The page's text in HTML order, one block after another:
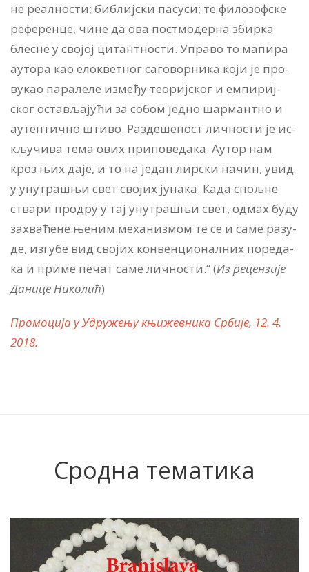
не ре­ал­но­сти; би­блиј­ски па­су­си; те фи­ло­зоф­ске
ре­фе­рен­це, чи­не да ова пост­мо­дер­на збир­ка
бле­сне у сво­јој ци­тант­но­сти. Упра­во то ма­пи­ра
ауто­ра као ело­квет­ног са­го­вор­ни­ка ко­ји је про­
ву­као па­ра­ле­ле из­ме­ђу те­о­риј­ског и ем­пи­риј­
ског оста­вља­ју­ћи за со­бом јед­но шар­мант­но и
аутен­тич­но шти­во. Раз­де­ше­ност лич­но­сти је ис­
кљу­чи­ва те­ма ових при­по­ве­да­ка. Аутор нам
кроз њих да­је, и то на је­дан лир­ски на­чин, увид
у уну­тра­шњи свет сво­јих ју­на­ка. Ка­да спољ­не
ства­ри про­дру у тај уну­тра­шњи свет, од­мах бу­ду
за­хва­ће­не ње­ним ме­ха­ни­змом те се и са­ме ра­зу­
де, из­гу­бе вид сво­јих кон­вен­ци­о­нал­них по­ре­да­
ка и при­ме пе­чат са­ме лич­но­сти.“ (Из рецензије
Да­ни­це Ни­ко­лић)
Промоција у Удружењу књижевника Србије, 12. 4.
2018.
Сродна тематика